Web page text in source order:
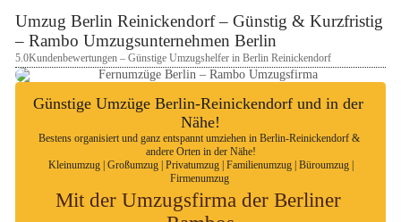
Umzug Berlin Reinickendorf – Günstig & Kurzfristig
– Rambo Umzugsunternehmen Berlin
5.0Kundenbewertungen – Günstige Umzugshelfer in Berlin Reinickendorf
Günstige Umzüge Berlin-Reinickendorf und in der
Nähe!
Bestens organisiert und ganz entspannt umziehen in Berlin-Reinickendorf &
andere Orten in der Nähe!
Firmenumzug
Mit der Umzugsfirma der Berliner